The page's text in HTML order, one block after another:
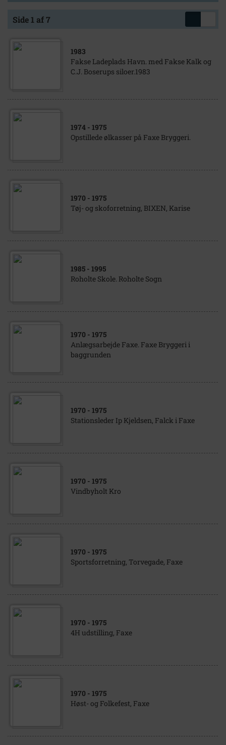
Side 1 af 7
1983
Fakse Ladeplads Havn. med Fakse Kalk og
C.J. Boserups siloer.1983
1974 - 1975
Opstillede ølkasser på Faxe Bryggeri.
1970 - 1975
Tøj- og skoforretning, BIXEN, Karise
1985 - 1995
Roholte Skole. Roholte Sogn
1970 - 1975
Anlægsarbejde Faxe. Faxe Bryggeri i
baggrunden
1970 - 1975
Stationsleder Ip Kjeldsen, Falck i Faxe
1970 - 1975
Vindbyholt Kro
1970 - 1975
Sportsforretning, Torvegade, Faxe
1970 - 1975
4H udstilling, Faxe
1970 - 1975
Høst- og Folkefest, Faxe